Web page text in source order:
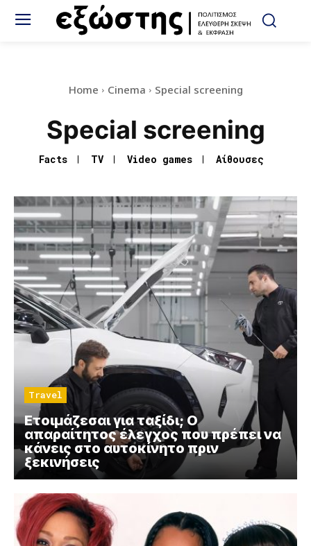
Home Cinema Special screening
Special screening
Facts TV Video games Αίθουσες
Travel
Ετοιμάζεσαι για ταξίδι; Ο
απαραίτητος έλεγχος που πρέπει να
κάνεις στο αυτοκίνητο πριν
ξεκινήσεις